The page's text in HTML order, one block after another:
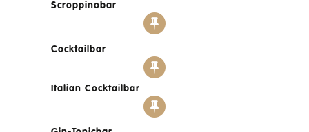
Scroppinobar
Cocktailbar
Italian Cocktailbar